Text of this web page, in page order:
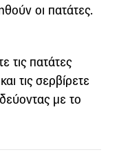
οι πατάτες.
τις πατάτες
τις σερβίρετε
με το